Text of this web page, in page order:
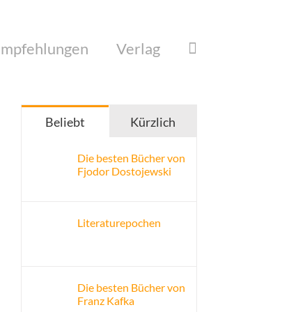
Verlag
Beliebt Kürzlich
Die besten Bücher von
Fjodor Dostojewski
Literaturepochen
Die besten Bücher von
Franz Kafka